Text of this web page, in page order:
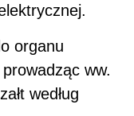
organu
ww.
według